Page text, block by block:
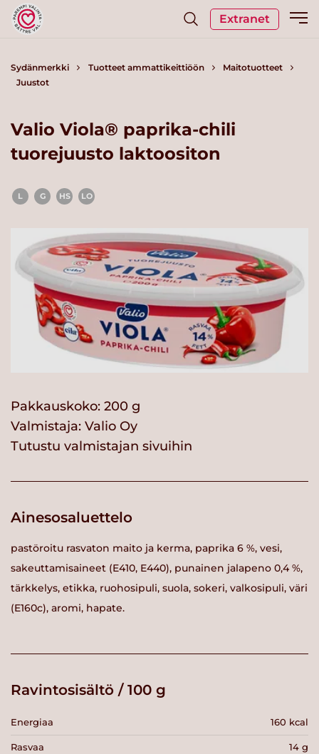
Extranet
Sydänmerkki Tuotteet ammattikeittiöön
Maitotuotteet
Juustot
Valio Viola® paprika-chili
tuorejuusto laktoositon
L G HS LO
Pakkauskoko: 200 g
Valmistaja: Valio Oy
Tutustu valmistajan sivuihin
Ainesosaluettelo
pastöroitu rasvaton maito ja kerma, paprika 6 %, vesi,
sakeuttamisaineet (E410, E440), punainen jalapeno 0,4 %,
tärkkelys, etikka, ruohosipuli, suola, sokeri, valkosipuli, väri
(E160c), aromi, hapate.
Ravintosisältö / 100 g
Energiaa 160 kcal
Rasvaa 14 g